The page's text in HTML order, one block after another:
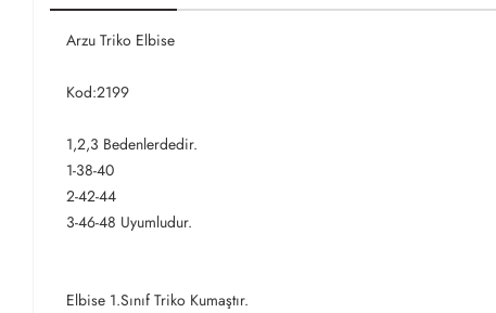
Arzu Triko Elbise
Kod:2199
1,2,3 Bedenlerdedir.
1-38-40
2-42-44
3-46-48 Uyumludur.
Elbise 1.Sınıf Triko Kumaştır.